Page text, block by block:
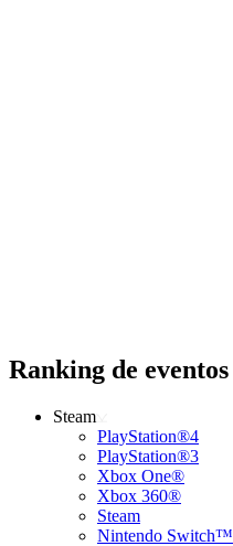
Ranking de eventos
Steam
PlayStation®4
PlayStation®3
Xbox One®
Xbox 360®
Steam
Nintendo Switch™